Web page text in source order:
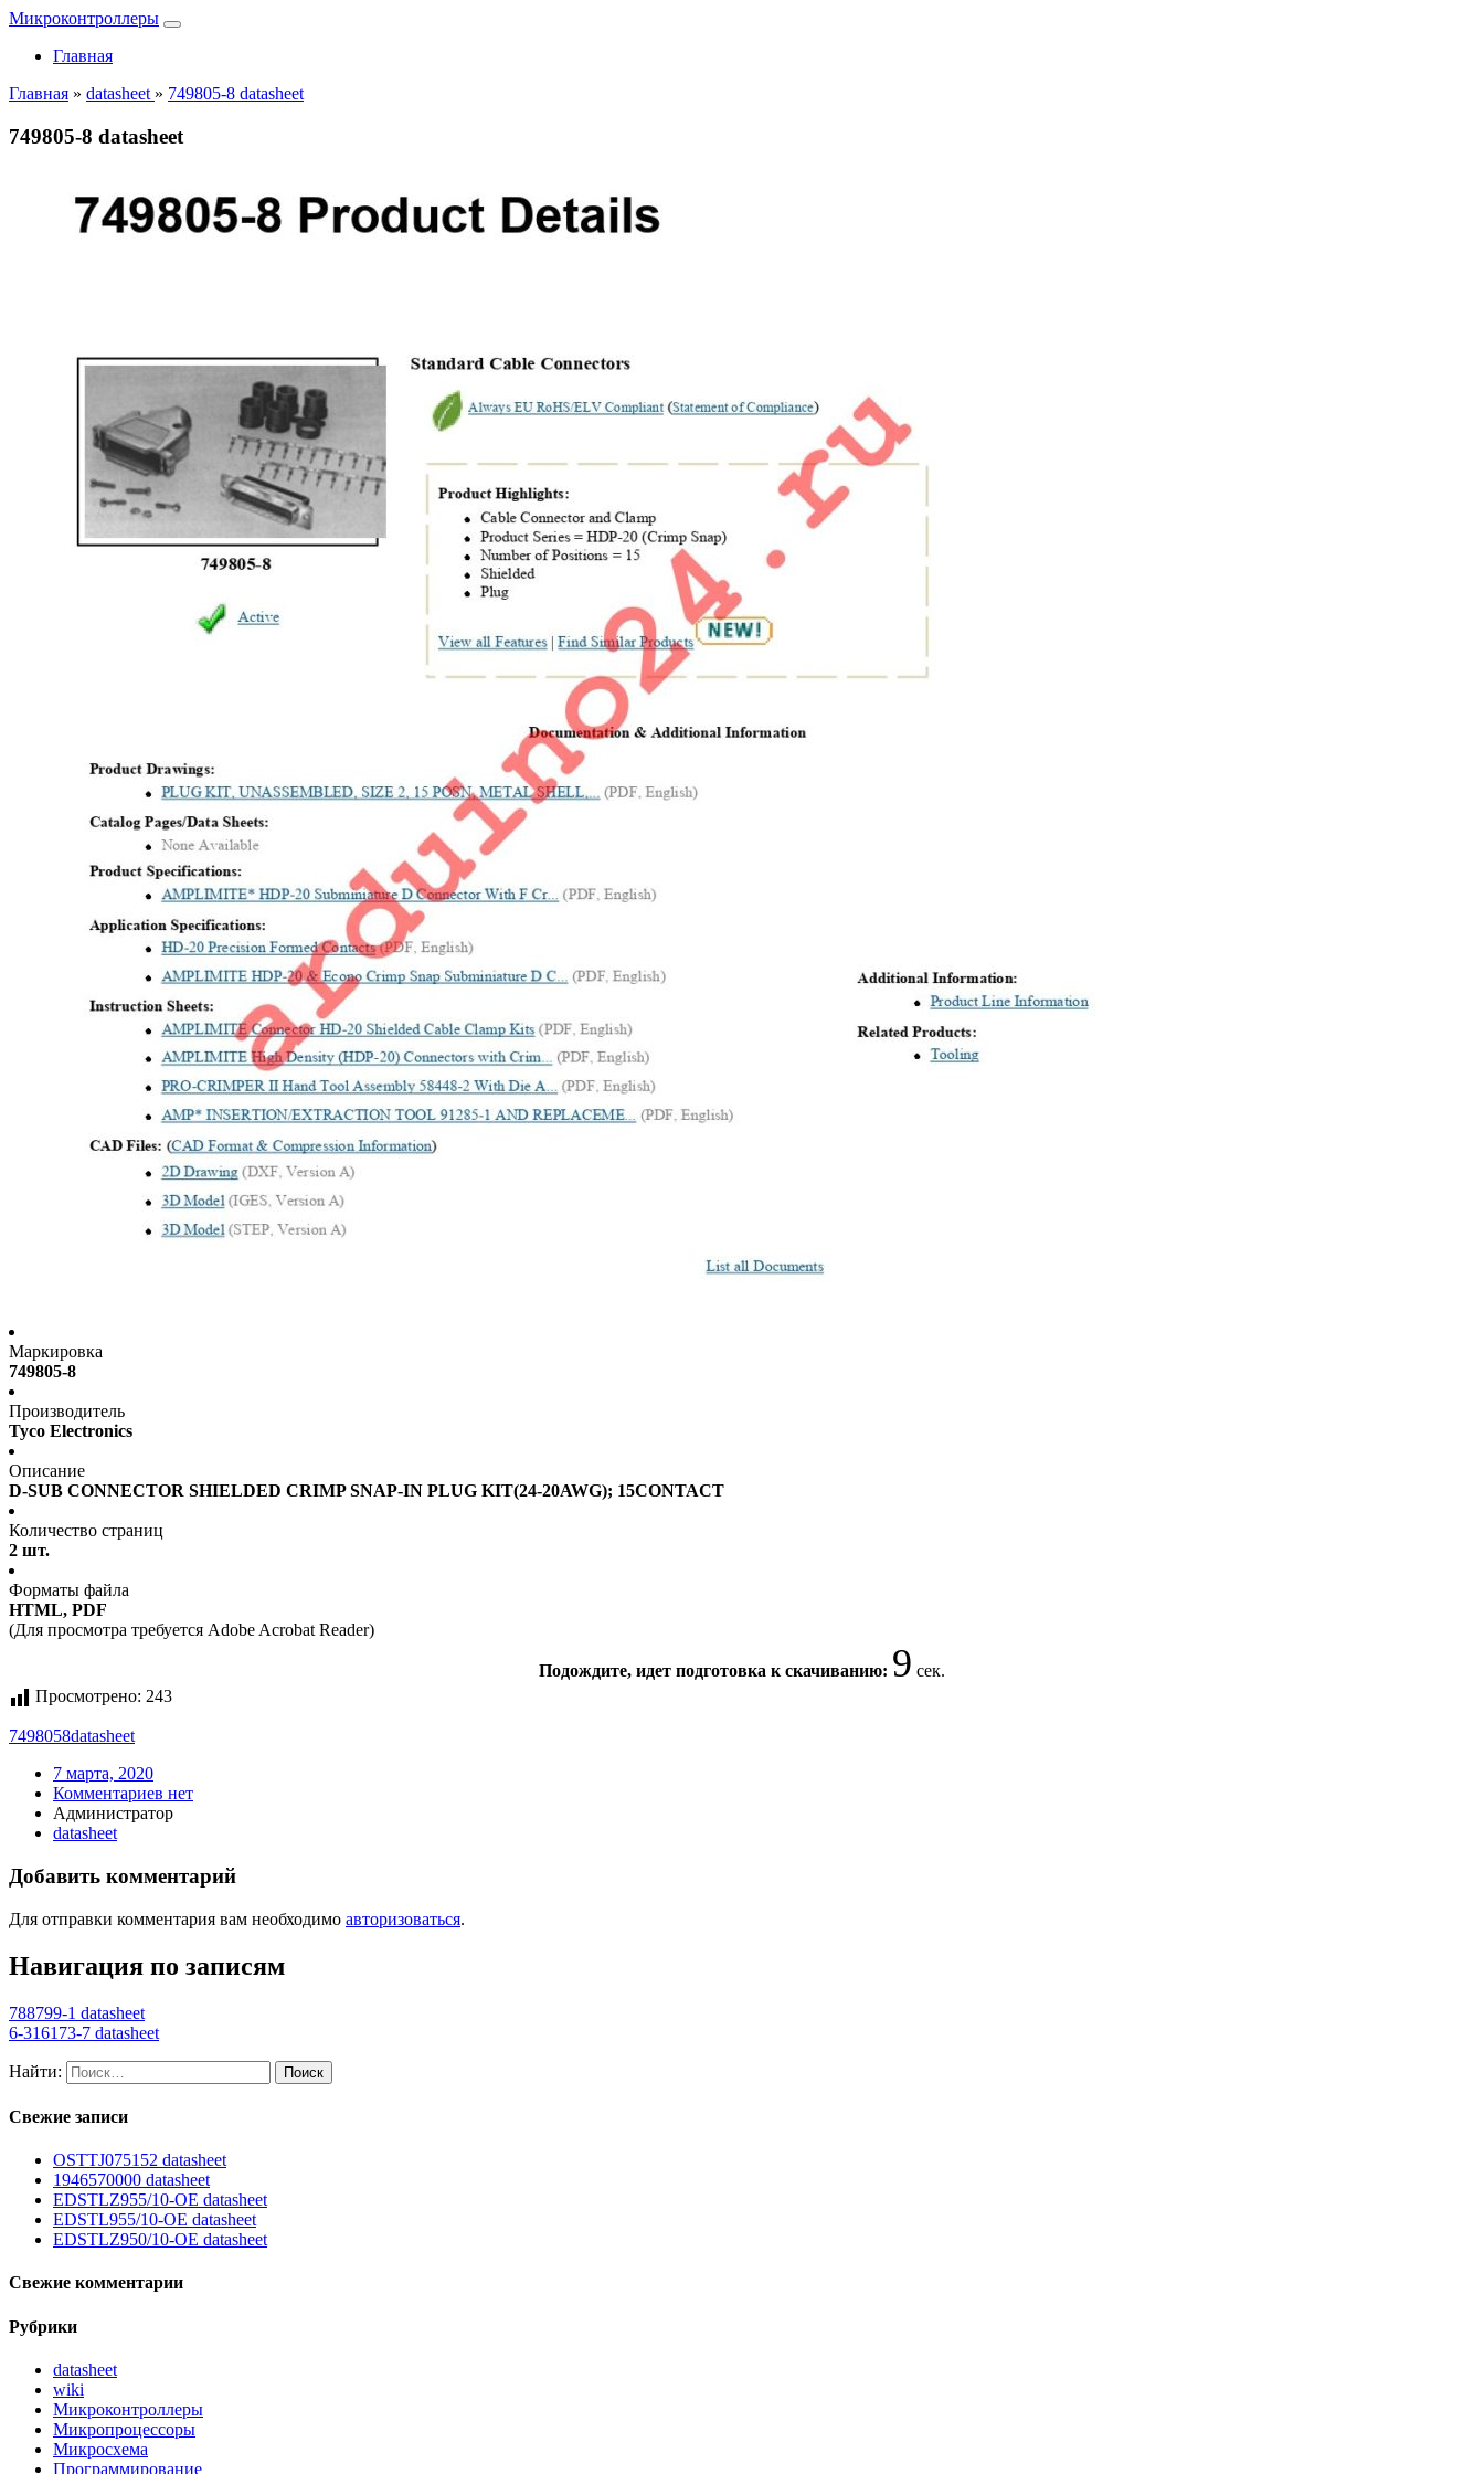
Микроконтроллеры
Главная
Главная » datasheet » 749805-8 datasheet
749805-8 datasheet
Маркировка
749805-8
Производитель
Tyco Electronics
Описание
D-SUB CONNECTOR SHIELDED CRIMP SNAP-IN PLUG KIT(24-20AWG); 15CONTACT
Количество страниц
2 шт.
Форматы файла
HTML, PDF
(Для просмотра требуется Adobe Acrobat Reader)
Подождите, идет подготовка к скачиванию: 9 сек.
Просмотрено: 243
7498058datasheet
7 марта, 2020
Комментариев нет
Администратор
datasheet
Добавить комментарий
Для отправки комментария вам необходимо авторизоваться.
Навигация по записям
788799-1 datasheet
6-316173-7 datasheet
Найти:
Свежие записи
OSTTJ075152 datasheet
1946570000 datasheet
EDSTLZ955/10-OE datasheet
EDSTL955/10-OE datasheet
EDSTLZ950/10-OE datasheet
Свежие комментарии
Рубрики
datasheet
wiki
Микроконтроллеры
Микропроцессоры
Микросхема
Программирование